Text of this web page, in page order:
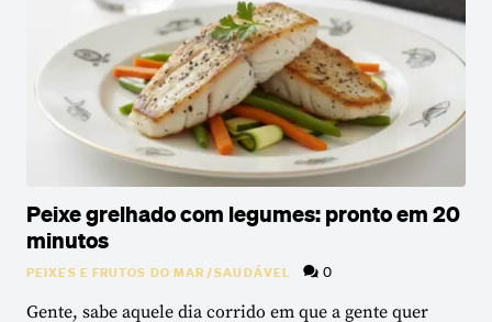
Peixe grelhado com legumes: pronto em 20
minutos
PEIXES E FRUTOS DO MAR/SAUDÁVEL 0
Gente, sabe aquele dia corrido em que a gente quer